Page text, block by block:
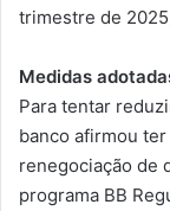
trimestre de
Medidas
Para tentar
banco afirmou
renegociação de
programa BB